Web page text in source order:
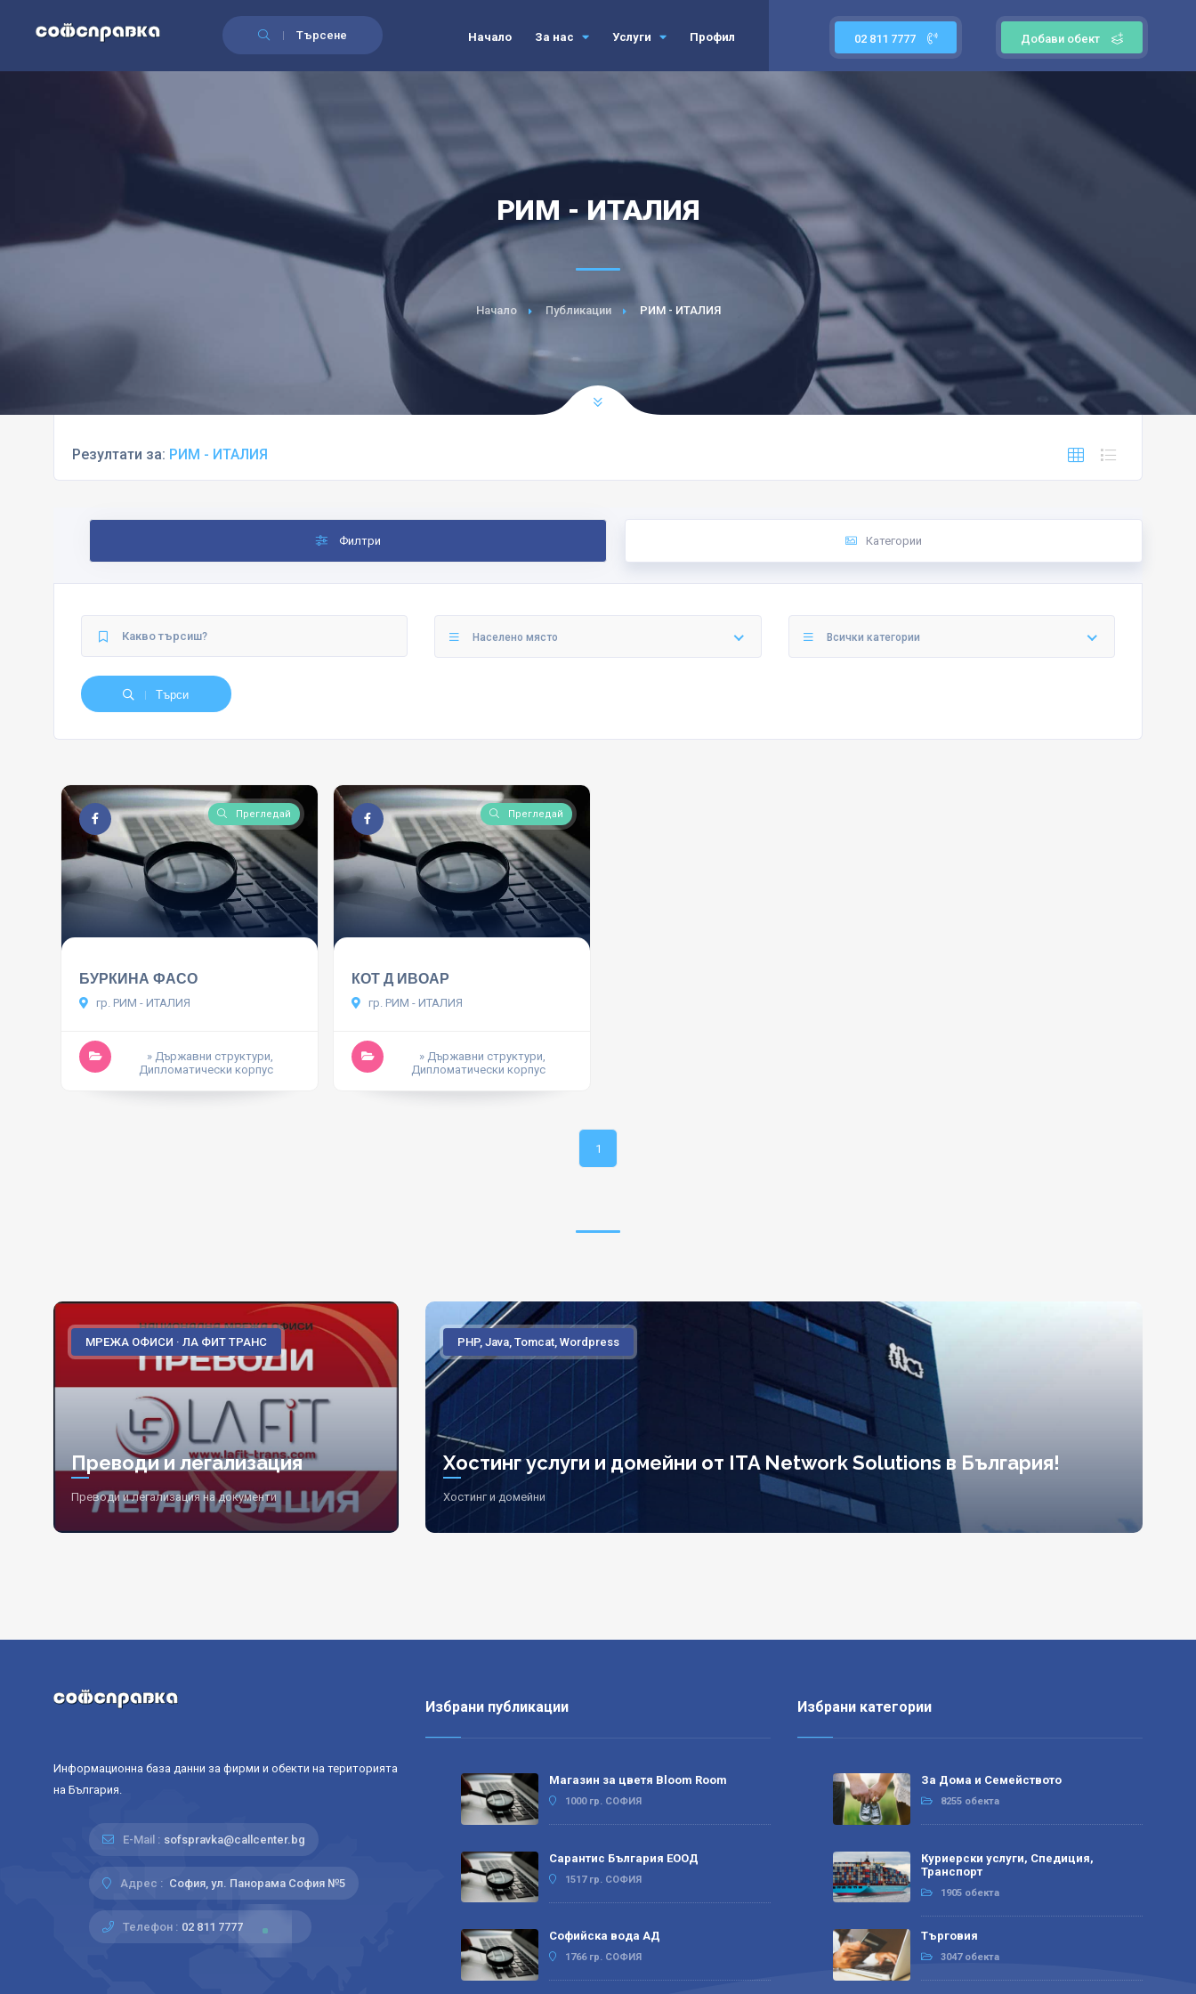
Търсене Добави обект
02 811 7777
Начало За нас Услуги Профил
РИМ - ИТАЛИЯ
Начало Публикации РИМ - ИТАЛИЯ
Резултати за: РИМ - ИТАЛИЯ
Филтри Категории
Населено място Всички категории
Търси
Прегледай
БУРКИНА ФАСО
гр. РИМ - ИТАЛИЯ
» Държавни структури,
Дипломатически корпус
Прегледай
КОТ Д ИВОАР
гр. РИМ - ИТАЛИЯ
» Държавни структури,
Дипломатически корпус
1
МРЕЖА ОФИСИ · ЛА ФИТ ТРАНС
Преводи и легализация
Преводи и легализация на документи
PHP, Java, Tomcat, Wordpress
Хостинг услуги и домейни от ITA Network Solutions в България!
Хостинг и домейни
Информационна база данни за фирми и обекти на територията
на България.
E-Mail : sofspravka@callcenter.bg
Адрес : София, ул. Панорама София №5
Телефон : 02 811 7777
Избрани публикации
Магазин за цветя Bloom Room
1000 гр. СОФИЯ
Сарантис България ЕООД
1517 гр. СОФИЯ
Софийска вода АД
1766 гр. СОФИЯ
Избрани категории
За Дома и Семейството
8255 обекта
Куриерски услуги, Спедиция,
Транспорт
1905 обекта
Търговия
3047 обекта